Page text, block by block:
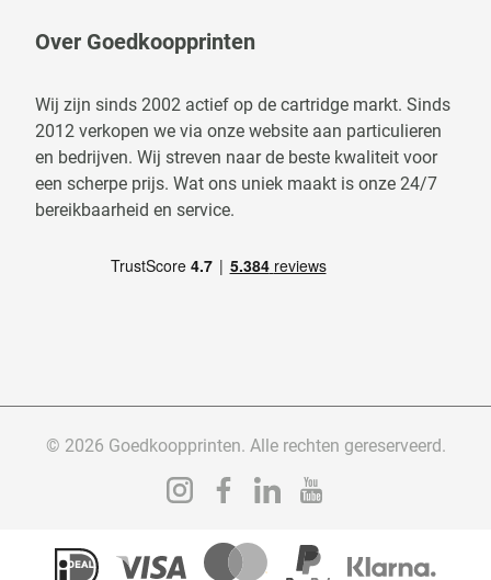
Over Goedkoopprinten
Wij zijn sinds 2002 actief op de cartridge markt. Sinds
2012 verkopen we via onze website aan particulieren
en bedrijven. Wij streven naar de beste kwaliteit voor
een scherpe prijs. Wat ons uniek maakt is onze 24/7
bereikbaarheid en service.
© 2026 Goedkoopprinten. Alle rechten gereserveerd.